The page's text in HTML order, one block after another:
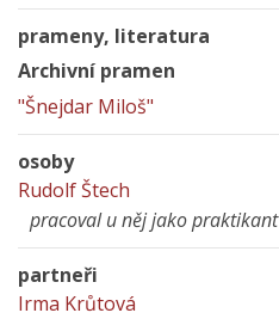
prameny, literatura
Archivní pramen
"Šnejdar Miloš"
osoby
Rudolf Štech
pracoval u něj jako praktikant
partneři
Irma Krůtová